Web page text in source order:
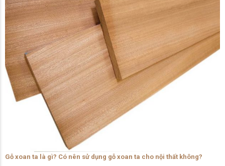
Gỗ xoan ta là gì? Có nên sử dụng gỗ xoan ta cho nội thất không?